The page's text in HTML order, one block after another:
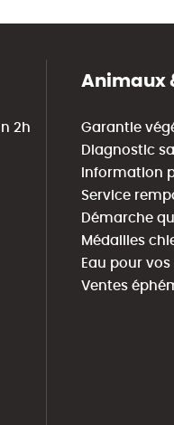
2h
Animaux
Garantie
Diagnostic
Information
Service
Démarche
Médailles
Eau pour
Ventes